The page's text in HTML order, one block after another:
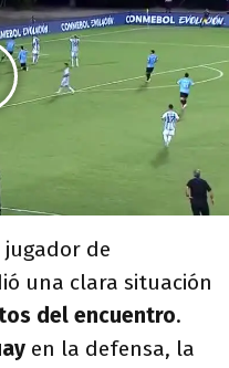
de
una clara situación
del encuentro.
en la defensa, la